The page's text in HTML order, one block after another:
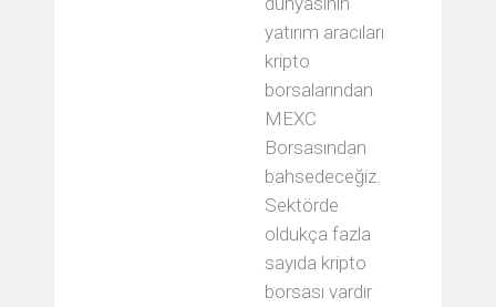
yatırım aracıları
kripto
borsalarından
MEXC
Borsasından
bahsedeceğiz.
Sektörde
oldukça fazla
sayıda kripto
borsası vardır